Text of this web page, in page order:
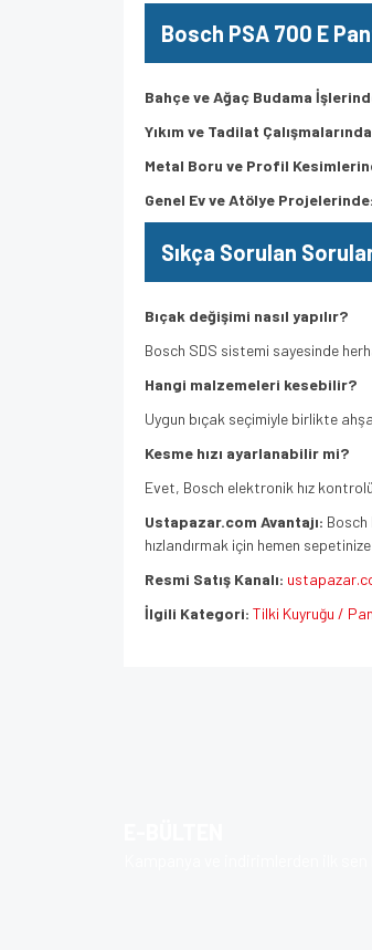
Bosch PSA 700 E
Bahçe ve Ağaç Budama
Yıkım ve Tadilat
Metal Boru ve Profil
Genel Ev ve Atölye Projelerinde:
Sıkça Sorulan
Bıçak değişimi nasıl yapılır?
Bosch SDS sistemi sayesinde
Hangi malzemeleri kesebilir?
Uygun bıçak seçimiyle birlikte
Kesme hızı ayarlanabilir mi?
Evet, Bosch elektronik hız
Ustapazar.com Avantajı:
hızlandırmak için hemen
Resmi Satış Kanalı:
İlgili Kategori: Tilki Kuyruğu /